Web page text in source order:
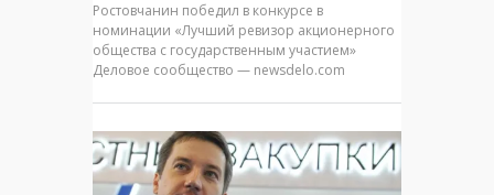
Ростовчанин победил в конкурсе в
номинации «Лучший ревизор акционерного
общества с государственным участием»
Деловое сообщество — newsdelo.com